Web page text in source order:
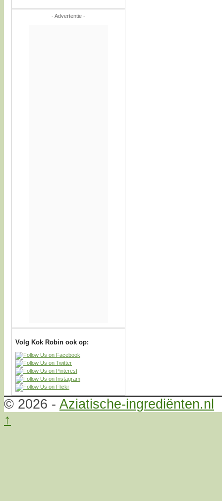
- Advertentie -
Volg Kok Robin ook op:
© 2026 - Aziatische-ingrediënten.nl
↑